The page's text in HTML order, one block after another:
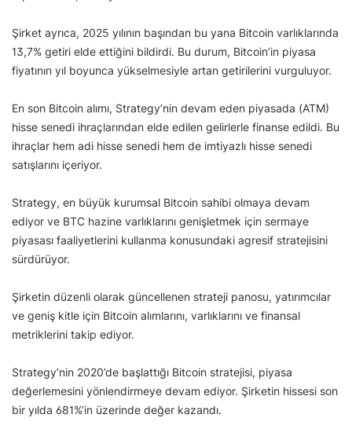
Şirket ayrıca, 2025 yılının başından bu yana Bitcoin varlıklarında
13,7% getiri elde ettiğini bildirdi. Bu durum, Bitcoin’in piyasa
fiyatının yıl boyunca yükselmesiyle artan getirilerini vurguluyor.
En son Bitcoin alımı, Strategy’nin devam eden piyasada (ATM)
hisse senedi ihraçlarından elde edilen gelirlerle finanse edildi. Bu
ihraçlar hem adi hisse senedi hem de imtiyazlı hisse senedi
satışlarını içeriyor.
Strategy, en büyük kurumsal Bitcoin sahibi olmaya devam
ediyor ve BTC hazine varlıklarını genişletmek için sermaye
piyasası faaliyetlerini kullanma konusundaki agresif stratejisini
sürdürüyor.
Şirketin düzenli olarak güncellenen strateji panosu, yatırımcılar
ve geniş kitle için Bitcoin alımlarını, varlıklarını ve finansal
metriklerini takip ediyor.
Strategy’nin 2020’de başlattığı Bitcoin stratejisi, piyasa
değerlemesini yönlendirmeye devam ediyor. Şirketin hissesi son
bir yılda 681%’in üzerinde değer kazandı.